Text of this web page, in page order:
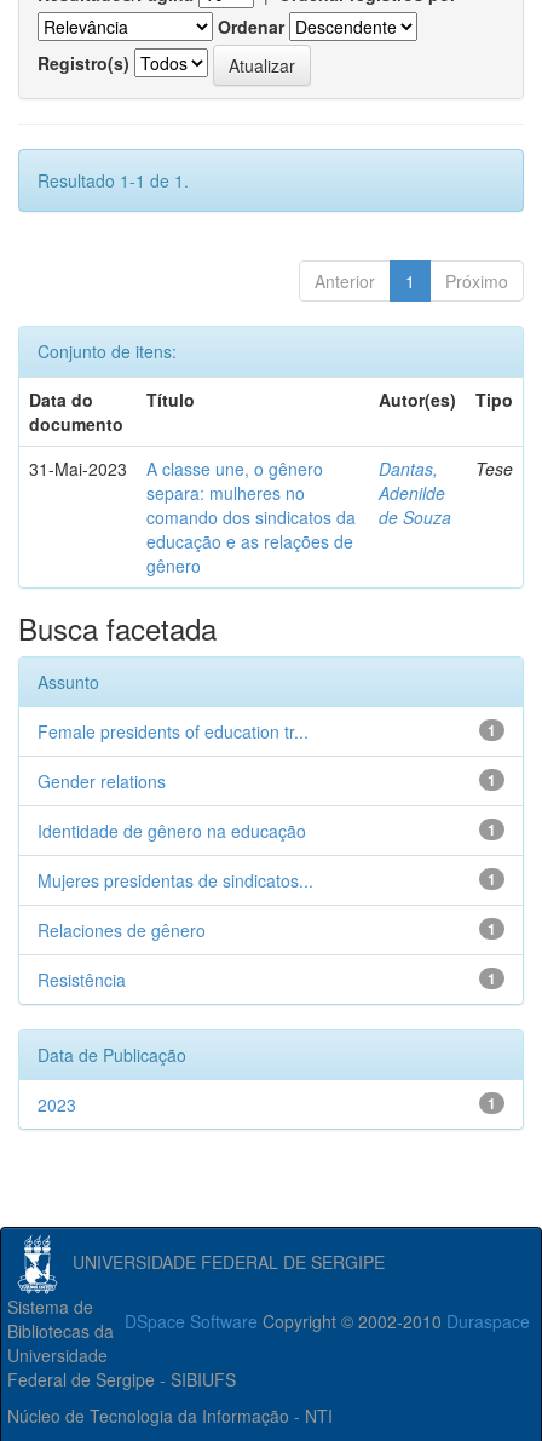
Ordenar
Registro(s)
Resultado 1-1 de 1.
Anterior 1 Próximo
Conjunto de itens:
Data do
documento
Título Autor(es) Tipo
31-Mai-2023
A classe une, o gênero
separa: mulheres no
comando dos sindicatos da
educação e as relações de
gênero
Dantas,
Adenilde
de Souza
Tese
Busca facetada
Assunto
1
Female presidents of education tr...
1
Gender relations
1
Identidade de gênero na educação
1
Mujeres presidentas de sindicatos...
1
Relaciones de gênero
1
Resistência
Data de Publicação
1
2023
UNIVERSIDADE FEDERAL DE SERGIPE
DSpace Software Copyright © 2002-2010 Duraspace
Sistema de
Bibliotecas da
Universidade
Federal de Sergipe - SIBIUFS
Núcleo de Tecnologia da Informação - NTI